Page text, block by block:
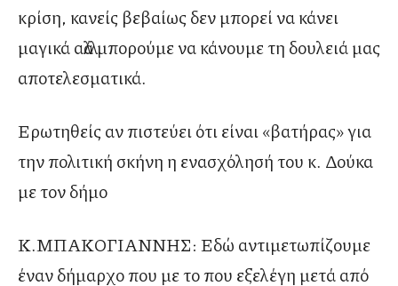
κρίση, κανείς βεβαίως δεν μπορεί να κάνει
μαγικά αλλά μπορούμε να κάνουμε τη δουλειά μας
αποτελεσματικά.
Ερωτηθείς αν πιστεύει ότι είναι «βατήρας» για
την πολιτική σκήνη η ενασχόλησή του κ. Δούκα
με τον δήμο
Κ.ΜΠΑΚΟΓΙΑΝΝΗΣ: Εδώ αντιμετωπίζουμε
έναν δήμαρχο που με το που εξελέγη μετά από